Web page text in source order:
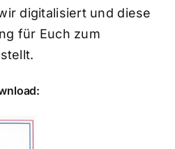
digitalisiert und diese
für Euch zum